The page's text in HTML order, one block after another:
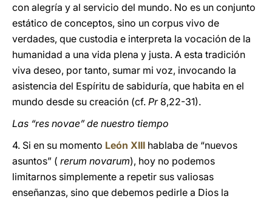
con alegría y al servicio del mundo. No es un conjunto
estático de conceptos, sino un corpus vivo de
verdades, que custodia e interpreta la vocación de la
humanidad a una vida plena y justa. A esta tradición
viva deseo, por tanto, sumar mi voz, invocando la
asistencia del Espíritu de sabiduría, que habita en el
mundo desde su creación (cf. Pr8,22-31).
Las “res novae” de nuestro tiempo
4. Si en su momento León XIII hablaba de “nuevos
asuntos” ( rerum novarum), hoy no podemos
limitarnos simplemente a repetir sus valiosas
enseñanzas, sino que debemos pedirle a Dios la